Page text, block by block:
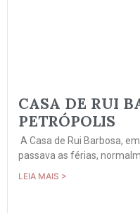
CASA DE RUI
PETRÓPOLIS
A Casa de Rui Barbosa,
passava as férias,
LEIA MAIS >